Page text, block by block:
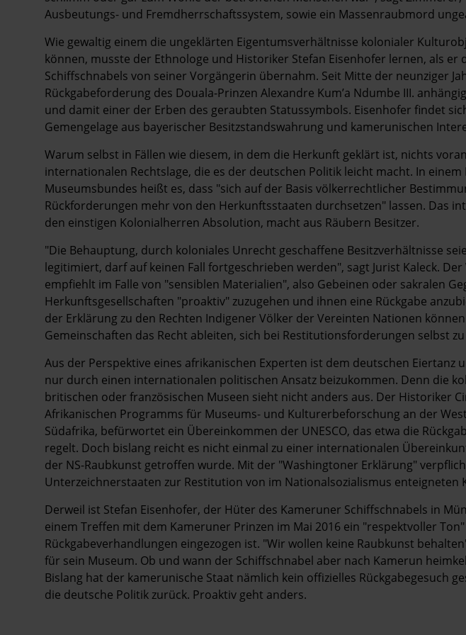
Ausbeutungs- und Fremdherrschaftssystem, sowie ein Massenraubmord
Wie gewaltig einem die ungeklärten ­Eigentumsverhältnisse kolonialer
können, musste der Ethnologe und Historiker Stefan Eisenhofer lernen, als er
Schiffschnabels von seiner Vorgängerin übernahm. Seit Mitte der neunziger
Rückgabeforderung des Douala-Prinzen Alexandre Kum’a Ndumbe III.
und damit einer der Erben des geraubten Statussymbols. Eisenhofer findet
Gemengelage aus bayerischer Besitzstandswahrung und kamerunischen
Warum selbst in Fällen wie diesem, in dem die Herkunft ­geklärt ist, nichts
internationalen Rechtslage, die es der deutschen Politik leicht macht. In
Museumsbundes heißt es, dass "sich auf der Basis völkerrechtlicher
Rückforderungen mehr von den Herkunftsstaaten durchsetzen" lassen. Das
den einstigen Kolonialherren Absolution, macht aus Räubern Besitzer.
"Die Behauptung, durch koloniales Unrecht geschaffene ­Besitzverhältnisse
legitimiert, darf auf keinen Fall fortgeschrieben werden", sagt Jurist Kaleck.
empfiehlt im Falle von "sensiblen ­Materialien", also Gebeinen oder sakralen
Herkunftsgesellschaften "proaktiv" zuzugehen und ihnen eine Rückgabe
der Erklärung zu den Rechten Indigener Völker der Vereinten Nationen
Gemeinschaften das Recht ableiten, sich bei Restitutionsforderungen selbst
Aus der Perspektive eines afrikanischen Experten ist dem deutschen Eiertanz
nur durch einen internationalen politischen Ansatz beizukommen. Denn die
britischen oder französischen Museen sieht nicht anders aus. Der Historiker
Afrikanischen Programms für Museums- und Kulturerbeforschung an der
Südafrika, befürwortet ein Übereinkommen der UNESCO, das etwa die
regelt. Doch bislang reicht es nicht einmal zu ­einer internationalen
der NS-Raubkunst getroffen wurde. Mit der "Washingtoner Erklärung"
Unterzeichnerstaaten zur Restitution von im Nationalsozialismus enteigneten
Derweil ist Stefan Eisenhofer, der Hüter des Kameruner Schiffschnabels in
einem Treffen mit dem Kameruner Prinzen im Mai 2016 ein "respektvoller
Rückgabeverhandlungen eingezogen ist. "Wir wollen keine Raubkunst
für sein ­Museum. Ob und wann der Schiffschnabel aber nach Kamerun
Bislang hat der kamerunische Staat nämlich kein offizielles Rückgabegesuch
die deutsche Politik zurück. Proaktiv geht anders.